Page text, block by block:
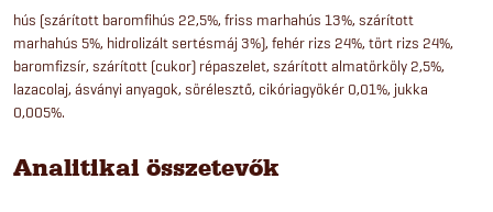
hús (szárított baromfihús 22,5%, friss marhahús 13%, szárított
marhahús 5%, hidrolizált sertésmáj 3%), fehér rizs 24%, tört rizs 24%,
baromfizsír, szárított (cukor) répaszelet, szárított almatörköly 2,5%,
lazacolaj, ásványi anyagok, sörélesztő, cikóriagyökér 0,01%, jukka
0,005%.
Analitikai összetevők